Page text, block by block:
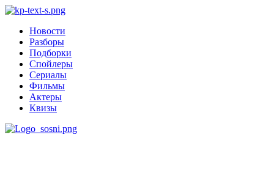
Новости
Разборы
Подборки
Спойлеры
Сериалы
Фильмы
Актеры
Квизы